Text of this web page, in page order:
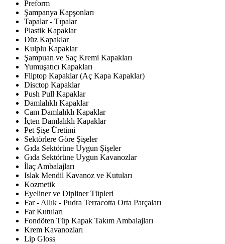
Preform
Şampanya Kapşonları
Tapalar - Tıpalar
Plastik Kapaklar
Düz Kapaklar
Kulplu Kapaklar
Şampuan ve Saç Kremi Kapakları
Yumuşatıcı Kapakları
Fliptop Kapaklar (Aç Kapa Kapaklar)
Disctop Kapaklar
Push Pull Kapaklar
Damlalıklı Kapaklar
Cam Damlalıklı Kapaklar
İçten Damlalıklı Kapaklar
Pet Şişe Üretimi
Sektörlere Göre Şişeler
Gıda Sektörüne Uygun Şişeler
Gıda Sektörüne Uygun Kavanozlar
İlaç Ambalajları
Islak Mendil Kavanoz ve Kutuları
Kozmetik
Eyeliner ve Dipliner Tüpleri
Far - Allık - Pudra Terracotta Orta Parçaları
Far Kutuları
Fondöten Tüp Kapak Takım Ambalajları
Krem Kavanozları
Lip Gloss